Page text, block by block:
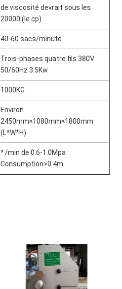
de viscosité devrait sous les
20000 (le cp)
40-60 sacs/minute
Trois-phases quatre fils 380V
50/60Hz 3.5Kw
1000KG
Environ
2450mm×1080mm×1800mm
(L*W*H)
³ /min de 0.6-1.0Mpa
Consumption>0.4m